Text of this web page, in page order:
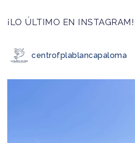
¡LO ÚLTIMO EN INSTAGRAM!
centrofplablancapaloma